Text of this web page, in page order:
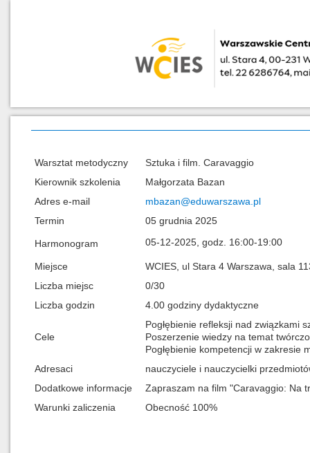
Warsztat metodyczny
Sztuka i film. Caravaggio
Kierownik szkolenia
Małgorzata Bazan
Adres e-mail
mbazan@eduwarszawa.pl
Termin
05 grudnia 2025
Harmonogram 05-12-2025, godz. 16:00-19:00
Miejsce
WCIES, ul Stara 4 Warszawa, sala
Liczba miejsc
0/30
Liczba godzin
4.00 godziny dydaktyczne
Cele
Pogłębienie refleksji nad związkami
Poszerzenie wiedzy na temat
Pogłębienie kompetencji w zakresie
Adresaci
nauczyciele i nauczycielki
Dodatkowe informacje
Zapraszam na film "Caravaggio: Na
Warunki zaliczenia
Obecność 100%